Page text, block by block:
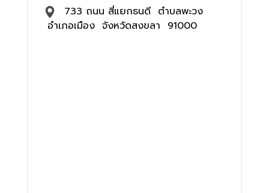
733 ถนน สี่แยกธนดี ตำบลพะวง
อำเภอเมือง จังหวัดสงขลา 91000